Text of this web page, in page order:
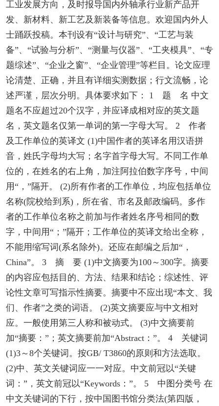
工业发展方向，及时报导国内外轴承行业新产品开
发、新材料、新工艺及新装备等信息。欢迎国内外人
士踊跃投稿。本刊设有“设计与研究”、“工艺与装
备”、“试验与分析”、“测量与仪器”、“工夹模具”、“专
题综述”、“企业之窗”、“企业管理”等栏目。论文应理
论清楚、正确，并且有详细实测数据；行文流畅，论
述严谨，层次分明。具体要求如下： 1 题 名 中文
题名不应超过20个汉字，并应译成相对应的英文题
名，英文题名仅第一单词的第一字母大写。 2 作者
及工作单位的英译文 (1)中国作者的英译名用汉语拼
音，姓氏字母均大写；名字首字母大写。不同工作单
位的，在姓名的右上角，加注阿拉伯数字序号，中间
用“，”隔开。 (2)所有作者的工作单位，均应包括单位
名称(院校给到系)，所在省、市名及邮政编码。多作
者的工作单位名称之前加与作者姓名序号相同的数
字，中间用“；”隔开；工作单位的英译文给出全称，
不能用缩写词(系名除外)。还应在邮编之后加“，
China”。 3 摘 要 (1)中文摘要为100～300字。摘要
的内容应包括目的、方法、结果和结论；综述性、评
论性文章可写指示性摘要。摘要中不应出现“本文、我
们、作者”之类的词语。 (2)英文摘要应与中文相对
应。一般使用第三人称和被动式。 (3)中文摘要前
加“摘要：”；英文摘要前加“Abstract：”。 4 关键词
(1)3～8个关键词。按GB/ T3860的原则和方法选取。
(2)中、英文关键词应一一对应。中文前冠以“关键
词：”，英文前冠以“Keywords：”。 5 中图分类号 在
中文关键词的下行，按中国图书馆分类法(第四版，